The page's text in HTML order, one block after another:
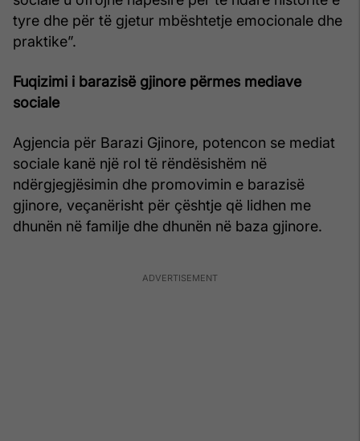
tyre dhe për të gjetur mbështetje emocionale dhe
praktike”.
Fuqizimi i barazisë gjinore përmes mediave
sociale
Agjencia për Barazi Gjinore, potencon se mediat
sociale kanë një rol të rëndësishëm në
ndërgjegjësimin dhe promovimin e barazisë
gjinore, veçanërisht për çështje që lidhen me
dhunën në familje dhe dhunën në baza gjinore.